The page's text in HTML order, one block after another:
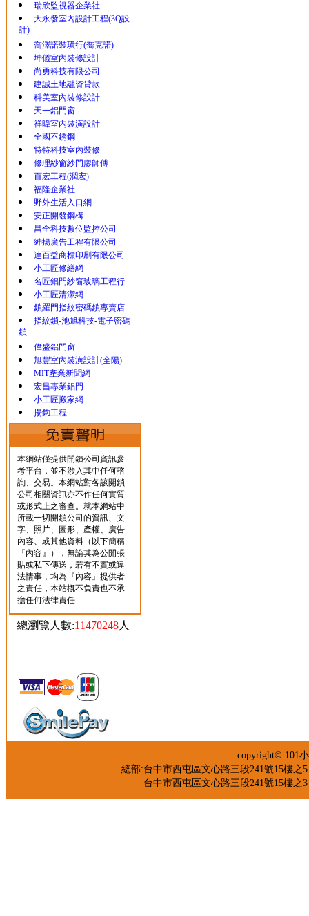
瑞欣監視器企業社
大永發室內設計工程(3Q設
計)
喬澤諾裝璜行(喬克諾)
坤儀室內裝修設計
尚勇科技有限公司
建誠土地融資貸款
科美室內裝修設計
天一鋁門窗
祥暐室內裝潢設計
全國不銹鋼
特特科技室內裝修
修理紗窗紗門廖師傅
百宏工程(潤宏)
福隆企業社
野外生活入口網
安正開發鋼構
昌全科技數位監控公司
紳揚廣告工程有限公司
達百益商標印刷有限公司
小工匠修繕網
名匠鋁門紗窗玻璃工程行
小工匠清潔網
鎖羅門指紋密碼鎖專賣店
指紋鎖-池旭科技-電子密碼
鎖
偉盛鋁門窗
旭豐室內裝潢設計(全陽)
MIT產業新聞網
宏昌專業鋁門
小工匠搬家網
揚鈞工程
本網站僅提供開鎖公司資訊參
考平台，並不涉入其中任何諮
詢、交易。本網站對各該開鎖
公司相關資訊亦不作任何實質
或形式上之審查。就本網站中
所載一切開鎖公司的資訊、文
字、照片、圖形、產權、廣告
內容、或其他資料（以下簡稱
『內容』），無論其為公開張
貼或私下傳送，若有不實或違
法情事，均為『內容』提供者
之責任，本站概不負責也不承
擔任何法律責任
總瀏覽人數:11470248人
copyright©
總部:台中市西屯區文心路三段241號15樓
台中市西屯區文心路三段241號15樓